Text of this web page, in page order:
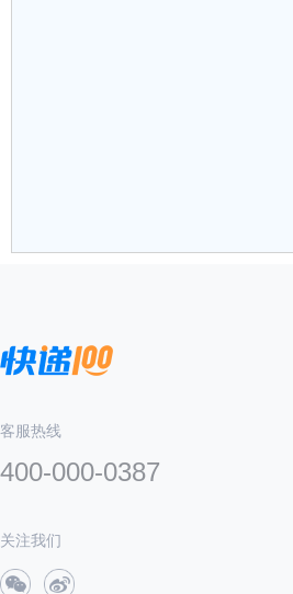
客服热线
400-000-0387
关注我们